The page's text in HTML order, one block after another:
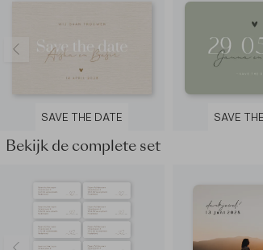
SAVE THE DATE SAVE
Bekijk de complete set